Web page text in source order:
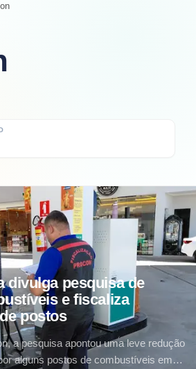
divulga pesquisa de
e fiscaliza
postos
a pesquisa apontou uma leve redução
alguns postos de combustíveis em